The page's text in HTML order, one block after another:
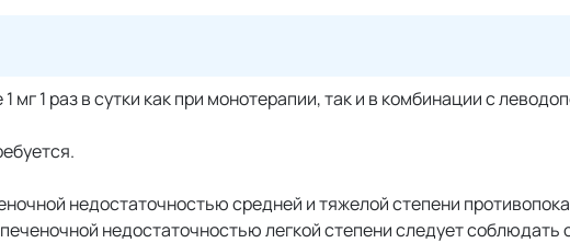
мг 1 раз в сутки как при монотерапии, так и в комбинации с
недостаточностью средней и тяжелой степени
недостаточностью легкой степени следует соблюдать